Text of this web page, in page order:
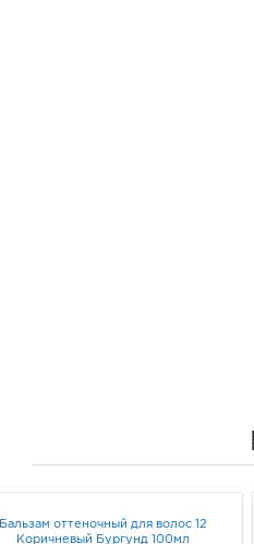
Бальзам оттеночный для волос 12
Коричневый Бургунд 100мл